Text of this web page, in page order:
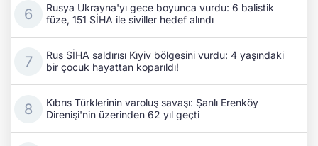
Rusya Ukrayna'yı gece boyunca vurdu: 6 balistik
füze, 151 SİHA ile siviller hedef alındı
Rus SİHA saldırısı Kıyiv bölgesini vurdu: 4 yaşındaki
bir çocuk hayattan koparıldı!
Kıbrıs Türklerinin varoluş savaşı: Şanlı Erenköy
Direnişi'nin üzerinden 62 yıl geçti